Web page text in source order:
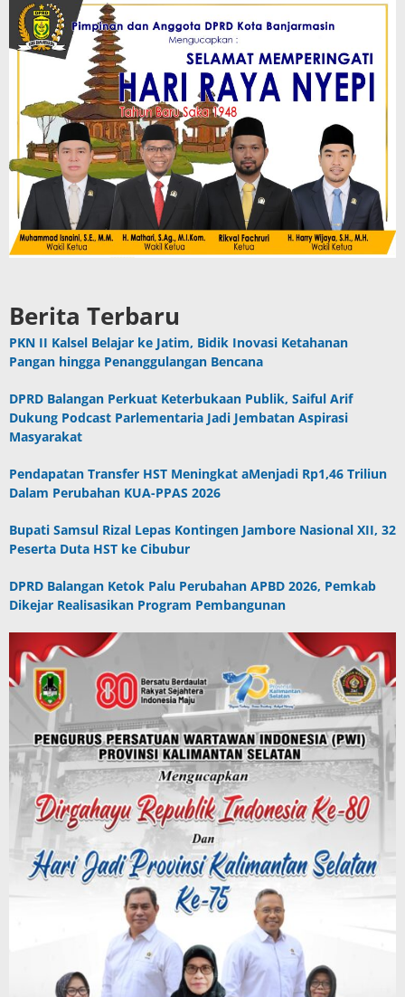
Berita Terbaru
PKN II Kalsel Belajar ke Jatim, Bidik Inovasi Ketahanan
Pangan hingga Penanggulangan Bencana
DPRD Balangan Perkuat Keterbukaan Publik, Saiful Arif
Dukung Podcast Parlementaria Jadi Jembatan Aspirasi
Masyarakat
Pendapatan Transfer HST Meningkat aMenjadi Rp1,46 Triliun
Dalam Perubahan KUA-PPAS 2026
Bupati Samsul Rizal Lepas Kontingen Jambore Nasional XII, 32
Peserta Duta HST ke Cibubur
DPRD Balangan Ketok Palu Perubahan APBD 2026, Pemkab
Dikejar Realisasikan Program Pembangunan